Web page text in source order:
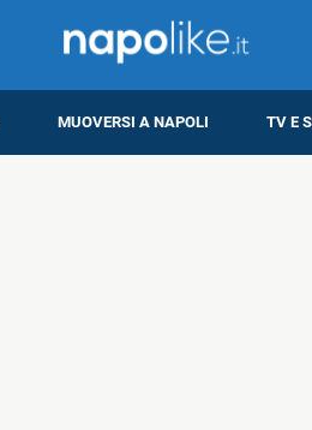
MUOVERSI A NAPOLI TV E